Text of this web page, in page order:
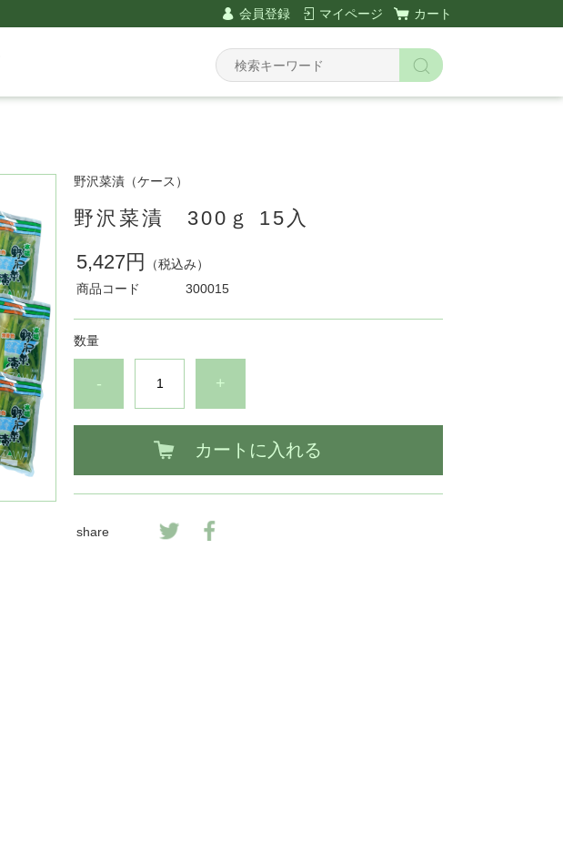
会員登録 マイページ カート
野沢菜漬（ケース）
野沢菜漬 300ｇ 15入
5,427円
（税込み）
商品コード
300015
数量
- +
カートに入れる
share